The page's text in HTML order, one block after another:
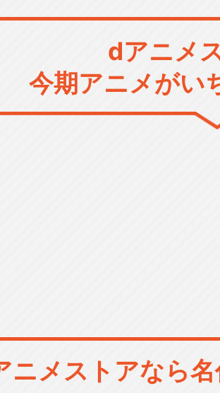
dアニメ
今期アニメがい
ニメストアなら